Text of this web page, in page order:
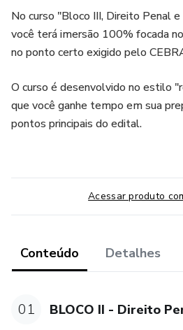
No curso "Bloco III, Direito Penal
você terá imersão 100% focada
no ponto certo exigido pelo
O curso é desenvolvido no estilo
que você ganhe tempo em sua
pontos principais do edital.
Acessar produto
Conteúdo Detalhes
01 BLOCO II - Direito